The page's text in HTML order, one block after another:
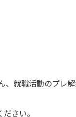
、就職活動のプレ
さい。